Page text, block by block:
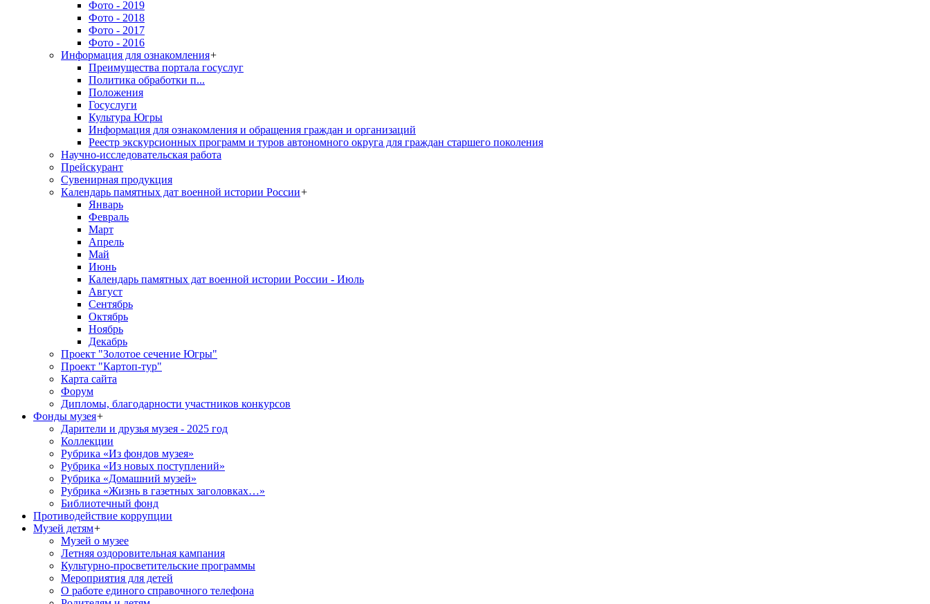
Фото - 2019
Фото - 2018
Фото - 2017
Фото - 2016
Информация для ознакомления+
Преимущества портала госуслуг
Политика обработки п...
Положения
Госуслуги
Культура Югры
Информация для ознакомления и обращения граждан и организаций
Реестр экскурсионных программ и туров автономного округа для граждан старшего поколения
Научно-исследовательская работа
Прейскурант
Сувенирная продукция
Календарь памятных дат военной истории России+
Январь
Февраль
Март
Апрель
Май
Июнь
Календарь памятных дат военной истории России - Июль
Август
Сентябрь
Октябрь
Ноябрь
Декабрь
Проект "Золотое сечение Югры"
Проект "Картоп-тур"
Карта сайта
Форум
Дипломы, благодарности участников конкурсов
Фонды музея+
Дарители и друзья музея - 2025 год
Коллекции
Рубрика «Из фондов музея»
Рубрика «Из новых поступлений»
Рубрика «Домашний музей»
Рубрика «Жизнь в газетных заголовках…»
Библиотечный фонд
Противодействие коррупции
Музей детям+
Музей о музее
Летняя оздоровительная кампания
Культурно-просветительские программы
Мероприятия для детей
О работе единого справочного телефона